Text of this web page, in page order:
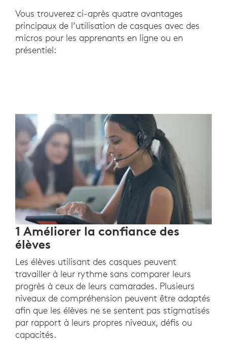
Vous trouverez ci-après quatre avantages
principaux de l’utilisation de casques avec des
micros pour les apprenants en ligne ou en
présentiel:
1 Améliorer la confiance des
élèves
Les élèves utilisant des casques peuvent
travailler à leur rythme sans comparer leurs
progrès à ceux de leurs camarades. Plusieurs
niveaux de compréhension peuvent être adaptés
afin que les élèves ne se sentent pas stigmatisés
par rapport à leurs propres niveaux, défis ou
capacités.